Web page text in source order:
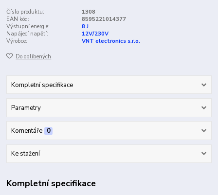
Číslo produktu:
1308
EAN kód:
8595221014377
Výstupní energie:
8 J
Napájecí napětí:
12V/230V
Výrobce:
VNT electronics s.r.o.
Do oblíbených
Kompletní specifikace
Parametry
Komentáře 0
Ke stažení
Kompletní specifikace